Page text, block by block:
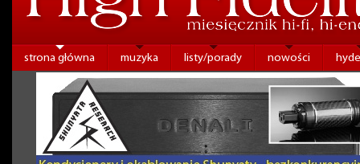
strona główna muzyka listy/porady nowości